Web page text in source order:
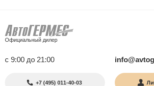
Официальный дилер
с 9:00 до 21:00
+7 (495) 011-40-03